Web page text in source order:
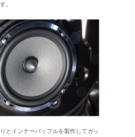
。
とインナーバッフルを製作してガッ